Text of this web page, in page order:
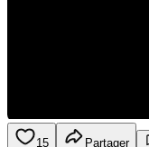
15 Partager